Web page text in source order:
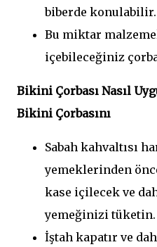
biberde konulabilir.
Bu miktar
içebileceğiniz
Bikini Çorbası Nasıl
Bikini Çorbasını
Sabah kahvaltısı
yemeklerinden
kase içilecek ve
yemeğinizi tüketin.
İştah kapatır ve